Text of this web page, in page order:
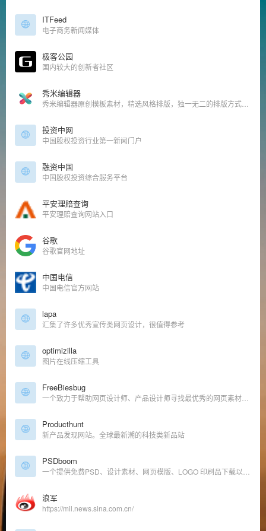
ITFeed
电子商务新闻媒体
极客公园
国内较大的创新者社区
秀米编辑器
投资中网
中国股权投资行业第一新闻门户
融资中国
中国股权投资综合服务平台
平安理赔查询
平安理赔查询网站入口
谷歌
谷歌官网地址
中国电信
中国电信官方网站
lapa
汇集了许多优秀宣传类网页设计，很值得参考
optimizilla
图片在线压缩工具
FreeBiesbug
Producthunt
新产品发现网站。全球最新潮的科技类新品站
PSDboom
浪军
https://mil.news.sina.com.cn/